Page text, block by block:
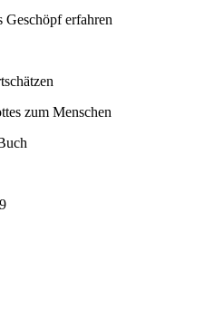
Geschöpf erfahren
zum Menschen